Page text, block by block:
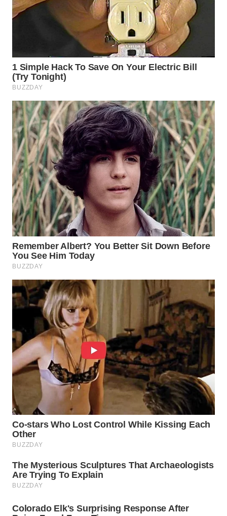
WN
WN
SUMEDANG
CIANJUR
WN
KEPULAUAN
SERIBU
WN
TANGERANG
WN
BINJAI
WN
CIREBON
WN
INDRAMAYU
WN
KUNINGAN
WN
MAJALENGKA
WN
SUBANG
WN
WN